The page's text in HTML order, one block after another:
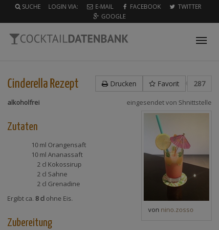
SUCHE LOGIN VIA: E-MAIL FACEBOOK
TWITTER
GOOGLE
Drucken Favorit 287
Cinderella Rezept
eingesendet von Shnittstelle
von nino.zosso
alkoholfrei
Zutaten
10 ml Orangensaft
10 ml Ananassaft
2 cl Kokossirup
2 cl Sahne
2 cl Grenadine
Ergibt ca. 8 cl ohne Eis.
Zubereitung